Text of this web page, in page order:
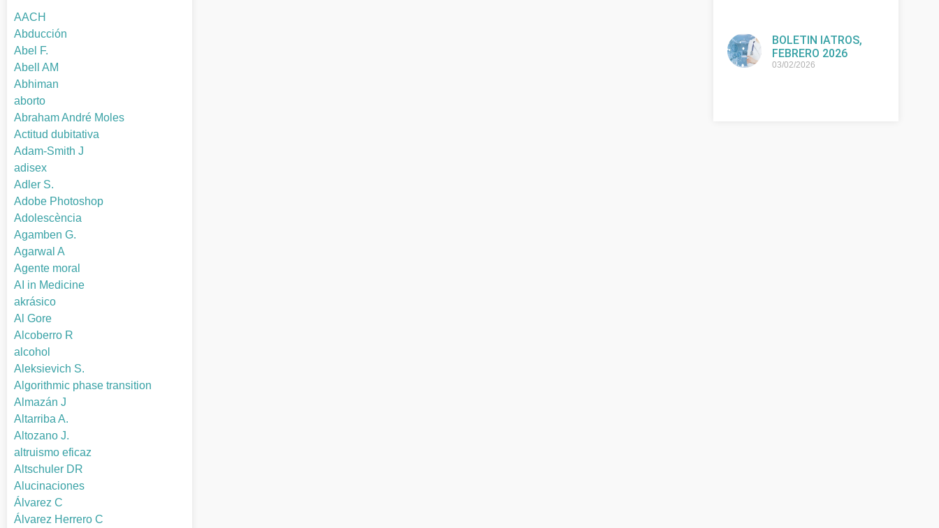
AACH
Abducción
Abel F.
Abell AM
Abhiman
aborto
Abraham André Moles
Actitud dubitativa
Adam-Smith J
adisex
Adler S.
Adobe Photoshop
Adolescència
Agamben G.
Agarwal A
Agente moral
AI in Medicine
akrásico
Al Gore
Alcoberro R
alcohol
Aleksievich S.
Algorithmic phase transition
Almazán J
Altarriba A.
Altozano J.
altruismo eficaz
Altschuler DR
Alucinaciones
Álvarez C
Álvarez Herrero C
BOLETIN IATROS,
FEBRERO 2026
03/02/2026